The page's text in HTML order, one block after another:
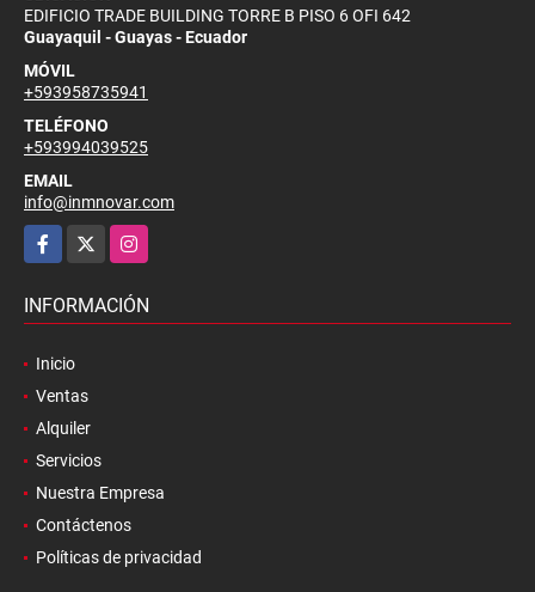
EDIFICIO TRADE BUILDING TORRE B PISO 6 OFI 642
Guayaquil - Guayas - Ecuador
MÓVIL
+593958735941
TELÉFONO
+593994039525
EMAIL
info@inmnovar.com
Facebook
Instagram
INFORMACIÓN
Inicio
Ventas
Alquiler
Servicios
Nuestra Empresa
Contáctenos
Políticas de privacidad